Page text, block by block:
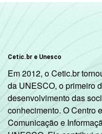
Cetic.br e Unesco
Em 2012, o Cetic.br
da UNESCO, o primeiro
desenvolvimento das
conhecimento. O Centro
Comunicação e